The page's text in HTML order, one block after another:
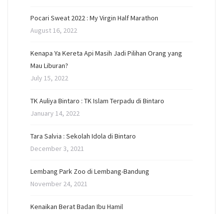
Pocari Sweat 2022 : My Virgin Half Marathon
August 16, 2022
Kenapa Ya Kereta Api Masih Jadi Pilihan Orang yang
Mau Liburan?
July 15, 2022
TK Auliya Bintaro : TK Islam Terpadu di Bintaro
January 14, 2022
Tara Salvia : Sekolah Idola di Bintaro
December 3, 2021
Lembang Park Zoo di Lembang-Bandung
November 24, 2021
Kenaikan Berat Badan Ibu Hamil